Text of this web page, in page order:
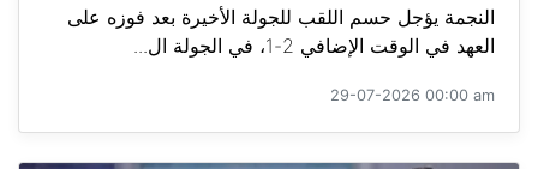
النجمة يؤجل حسم اللقب للجولة الأخيرة بعد فوزه على
العهد في الوقت الإضافي 2-1، في الجولة ال...
29-07-2026 00:00 am